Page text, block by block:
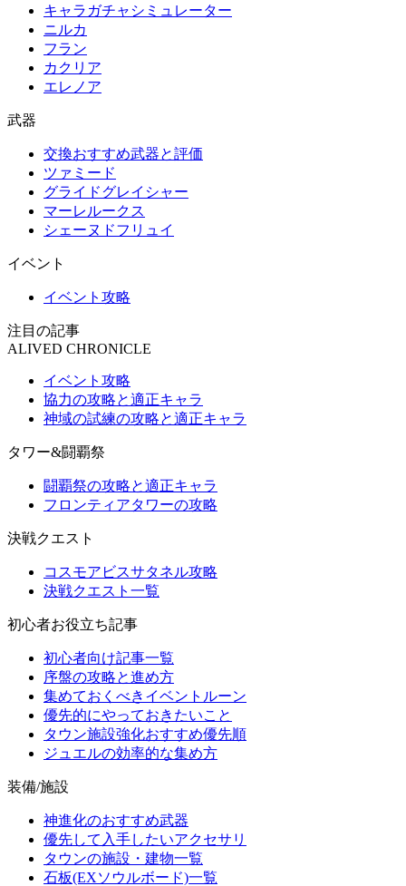
キャラガチャシミュレーター
ニルカ
フラン
カクリア
エレノア
武器
交換おすすめ武器と評価
ツァミード
グライドグレイシャー
マーレルークス
シェーヌドフリュイ
イベント
イベント攻略
注目の記事
ALIVED CHRONICLE
イベント攻略
協力の攻略と適正キャラ
神域の試練の攻略と適正キャラ
タワー&闘覇祭
闘覇祭の攻略と適正キャラ
フロンティアタワーの攻略
決戦クエスト
コスモアビスサタネル攻略
決戦クエスト一覧
初心者お役立ち記事
初心者向け記事一覧
序盤の攻略と進め方
集めておくべきイベントルーン
優先的にやっておきたいこと
タウン施設強化おすすめ優先順
ジュエルの効率的な集め方
装備/施設
神進化のおすすめ武器
優先して入手したいアクセサリ
タウンの施設・建物一覧
石板(EXソウルボード)一覧